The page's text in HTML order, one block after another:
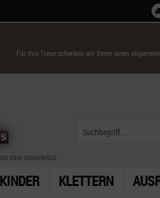
Für Ihre Treue schenken wir Ihnen einen
DEM ODENWALD
KINDER KLETTERN